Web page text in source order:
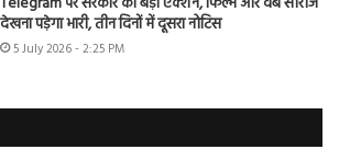
देखना पड़ेगा भारी, तीन दिनों में दूसरा नोटिस
5 July 2026 - 2:25 PM